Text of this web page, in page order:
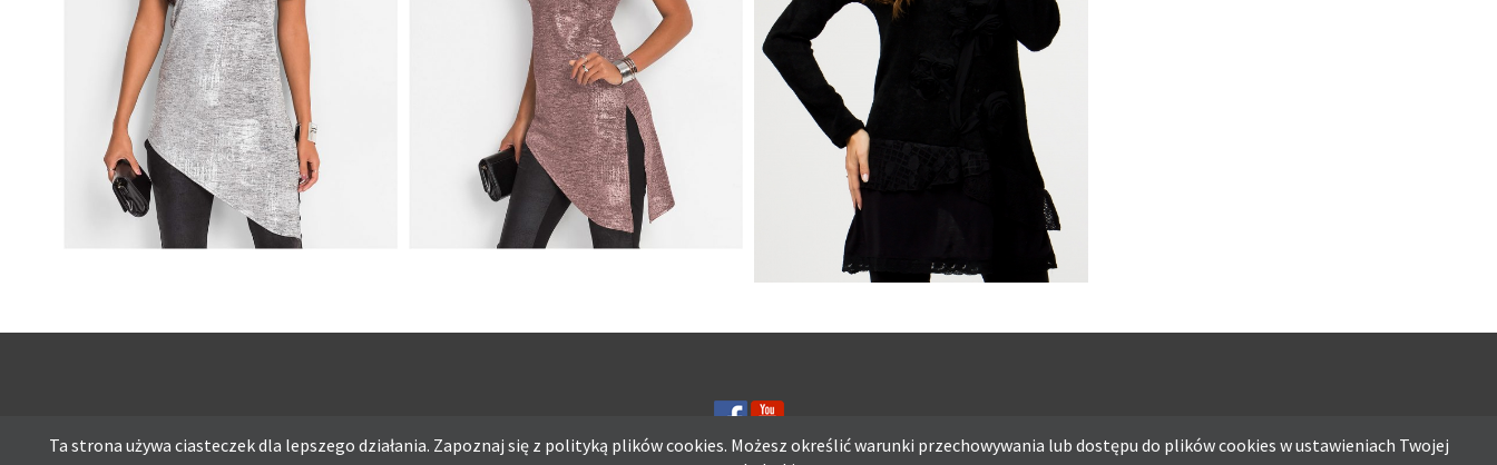
Ta strona używa ciasteczek dla lepszego działania. Zapoznaj się z polityką plikówcookies. Możesz określić warunki przechowywania lub dostępu do plików cookies w ustawieniach Twojej